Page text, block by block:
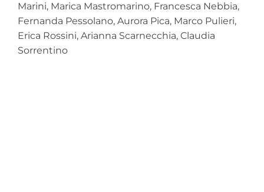
Marini, Marica Mastromarino, Francesca Nebbia,
Fernanda Pessolano, Aurora Pica, Marco Pulieri,
Erica Rossini, Arianna Scarnecchia, Claudia
Sorrentino